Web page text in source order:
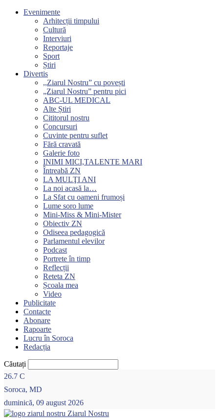
Evenimente
Arhitecții timpului
Cultură
Interviuri
Reportaje
Sport
Știri
Divertis
,,Ziarul Nostru” cu povești
„Ziarul Nostru” pentru pici
ABC-UL MEDICAL
Alte Știri
Cititorul nostru
Concursuri
Cuvinte pentru suflet
Fără cravată
Galerie foto
INIMI MICI,TALENTE MARI
Întreabă ZN
LA MULŢI ANI
La noi acasă la…
La Sfat cu oameni frumoși
Lume soro lume
Mini-Miss & Mini-Mister
Obiectiv ZN
Odiseea pedagogică
Parlamentul elevilor
Podcast
Portrete în timp
Reflecții
Reteta ZN
Școala mea
Video
Publicitate
Contacte
Abonare
Rapoarte
Lucru în Soroca
Redacția
Căutați
26.7 C
Soroca, MD
duminică, 09 august 2026
Ziarul Nostru